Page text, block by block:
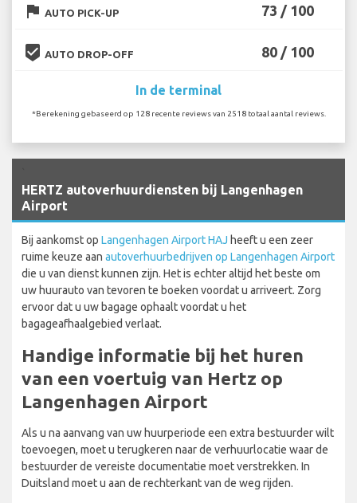
flag AUTO PICK-UP 73 / 100
beenhere AUTO DROP-OFF 80 / 100
In de terminal
*Berekening gebaseerd op 128 recente reviews van 2518 totaal aantal reviews.
HERTZ autoverhuurdiensten bij Langenhagen
Airport
Bij aankomst op Langenhagen Airport HAJ heeft u een zeer
ruime keuze aan autoverhuurbedrijven op Langenhagen Airport
die u van dienst kunnen zijn. Het is echter altijd het beste om
uw huurauto van tevoren te boeken voordat u arriveert. Zorg
ervoor dat u uw bagage ophaalt voordat u het
bagageafhaalgebied verlaat.
Handige informatie bij het huren
van een voertuig van Hertz op
Langenhagen Airport
Als u na aanvang van uw huurperiode een extra bestuurder wilt
toevoegen, moet u terugkeren naar de verhuurlocatie waar de
bestuurder de vereiste documentatie moet verstrekken. In
Duitsland moet u aan de rechterkant van de weg rijden.